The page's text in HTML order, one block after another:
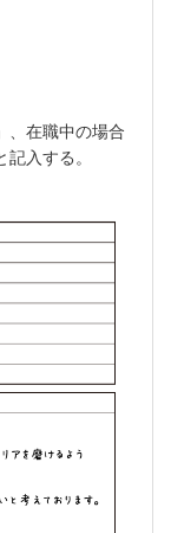
、在職中の場合
入する。